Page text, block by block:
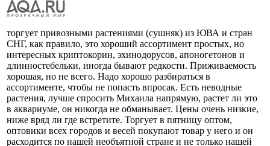
торгует привозными растениями (сушняк) из ЮВА и стран
СНГ, как правило, это хороший ассортимент простых, но
интересных криптокорин, эхинодорусов, апоногетонов и
длинностебельки, иногда бывают редкости. Приживаемость
хорошая, но не всего. Надо хорошо разбираться в
ассортименте, чтобы не попасть впросак. Есть неводные
растения, лучше спросить Михаила напрямую, растет ли это
в аквариуме, он никогда не обманывает. Цены очень низкие,
ниже вряд ли где встретите. Торгует в пятницу оптом,
оптовики всех городов и весей покупают товар у него и он
расходится по нашей необъятной стране и не только нашей